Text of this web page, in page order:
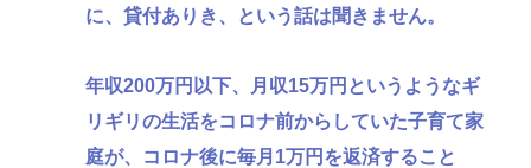
に、貸付ありき、という話は聞きません。
年収200万円以下、月収15万円というようなギ
リギリの生活をコロナ前からしていた子育て家
庭が、コロナ後に毎月1万円を返済すること